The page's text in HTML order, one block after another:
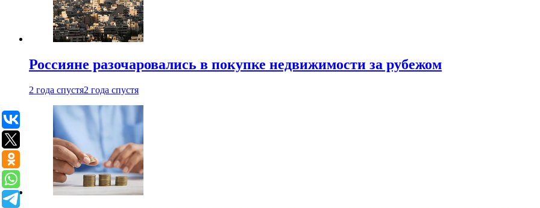
Россияне разочаровались в покупке недвижимости за рубежом
2 года спустя2 года спустя